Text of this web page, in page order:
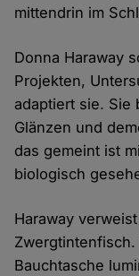
mittendrin im
Donna Haraway
Projekten,
adaptiert sie. Sie
Glänzen und
das gemeint ist
biologisch
Haraway
Bauchtasche